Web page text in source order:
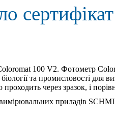
100 V2. Фотометр
та промисловості для
через зразок, і
приладів